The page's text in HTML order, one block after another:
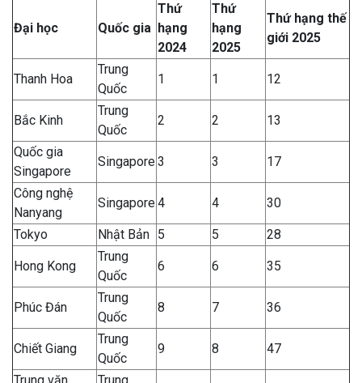
Đại học Quốc gia
Thứ
hạng
2024
Thứ
hạng
2025
Thứ hạng thế
giới 2025
Thanh Hoa
Trung
Quốc
1 1 12
Bắc Kinh
Trung
Quốc
2 2 13
Quốc gia
Singapore
Singapore3 3 17
Công nghệ
Nanyang
Singapore4 4 30
Tokyo Nhật Bản 5 5 28
Hong Kong
Trung
Quốc
6 6 35
Phúc Đán
Trung
Quốc
8 7 36
Chiết Giang
Trung
Quốc
9 8 47